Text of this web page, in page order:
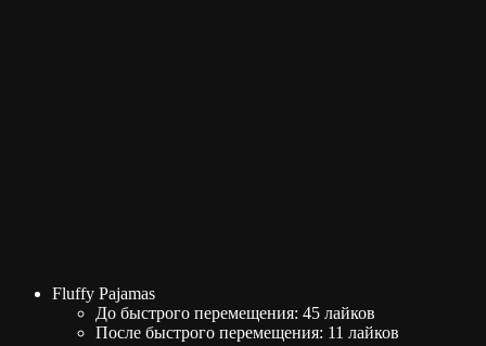
Fluffy Pajamas
До быстрого перемещения: 45 лайков
После быстрого перемещения: 11 лайков